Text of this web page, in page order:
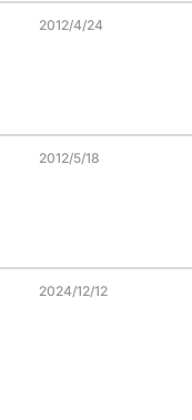
2012/4/24
2012/5/18
2024/12/12